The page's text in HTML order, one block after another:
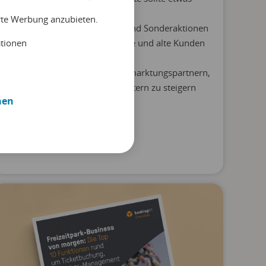
Oster-Deko abkriegen
Vermarkte deine Rabatte und Sonderaktionen
gezielt und spreche so neue und alte Kunden
Nutze die Vorteile von Vermarktungspartnern,
um deine Reichweite zu Ostern zu steigern
Werbung anzubieten.